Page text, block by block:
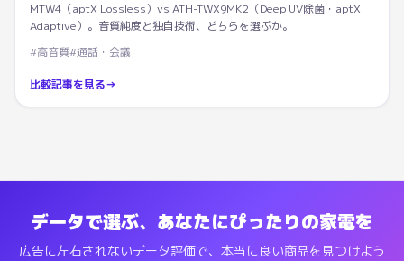
MTW4（aptX Lossless）vs ATH-TWX9MK2（Deep UV除菌・aptX
Adaptive）。音質純度と独自技術、どちらを選ぶか。
#高音質#通話・会議
比較記事を見る→
データで選ぶ、あなたにぴったりの家電を
広告に左右されないデータ評価で、本当に良い商品を見つけよう